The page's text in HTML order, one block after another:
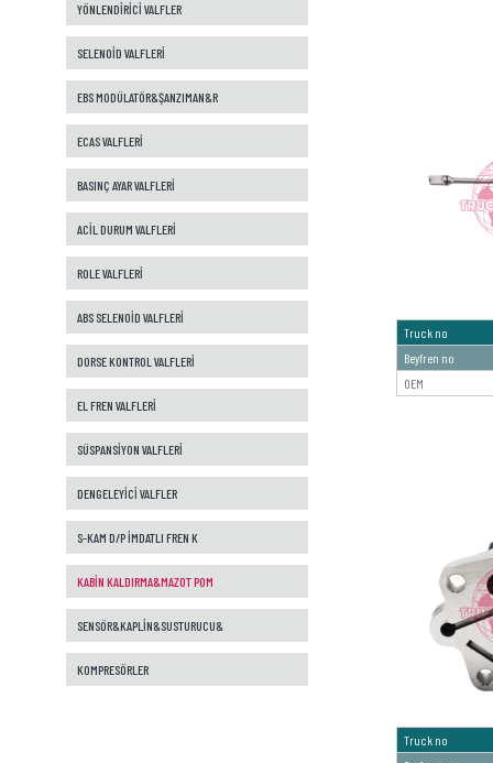
YÖNLENDİRİCİ VALFLER
SELENOİD VALFLERİ
EBS MODÜLATÖR&ŞANZIMAN&R
ECAS VALFLERİ
BASINÇ AYAR VALFLERİ
ACİL DURUM VALFLERİ
ROLE VALFLERİ
ABS SELENOİD VALFLERİ
DORSE KONTROL VALFLERİ
EL FREN VALFLERİ
SÜSPANSİYON VALFLERİ
DENGELEYİCİ VALFLER
S-KAM D/P İMDATLI FREN K
KABİN KALDIRMA&MAZOT POM
SENSÖR&KAPLİN&SUSTURUCU&
KOMPRESÖRLER
Truck no
Beyfren no
OEM
Truck no